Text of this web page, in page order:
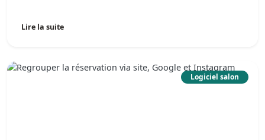
Lire la suite
Logiciel salon